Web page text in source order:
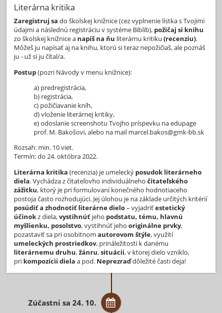
Literárna kritika
Zaregistruj sa do školskej knižnice (cez vyplnenie lístka s Tvojimi
údajmi a následnú registráciu v systéme Biblib), požičaj si knihu
zo školskej knižnice a napíš na ňu literárnu kritiku (recenziu).
Môžeš ju napísať aj na knihu, ktorú si teraz nepožičiaš, ale poznáš
ju - už si ju čítal/a.
Postup(pozri Návody v menu knižnice):
a) predregistrácia,
b) registrácia,
c) požičiavanie kníh,
d) vloženie literárnej kritiky,
e) odoslanie screenshotu Tvojho príspevku na edupage
prof. M. Bakošovi, alebo na mail marcel.bakos@gmk-bb.sk
Rozsah: min. 10 viet.
Termín: do 24. októbra 2022.
Literárna kritika (recenzia) je umelecký posudok literárneho
diela. Vychádza z čitateľovho individuálneho čitateľského
zážitku, ktorý je pri formulovaní konečného hodnotiaceho
postoja často rozhodujúci. Jej úlohou je na základe určitých kritérií
posúdiť a zhodnotiť literárne dielo– vyjadriťestetický
účinokz diela,vystihnúť jeho podstatu, tému, hlavnú
myšlienku, posolstvo, vystihnúť jehooriginálne prvky,
pozastaviť sa pri osobitnomautorovom štýle, využití
umeleckých prostriedkov, prináležitosti k danému
literárnemu druhu,žánru,situácii, v ktorej dielo vzniklo,
pri kompozícii dielaa pod. Neprezraďdôležité časti deja!
Zúčastni sa 24. 10.